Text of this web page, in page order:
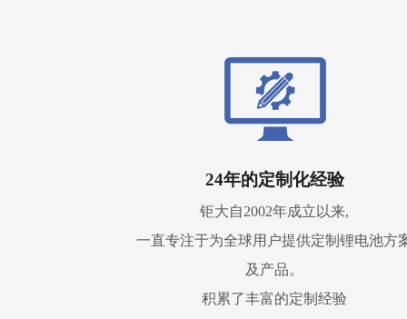
24年的定制化经验
钜大自2002年成立以来,
一直专注于为全球用户提供定制锂电池方
及产品。
积累了丰富的定制经验